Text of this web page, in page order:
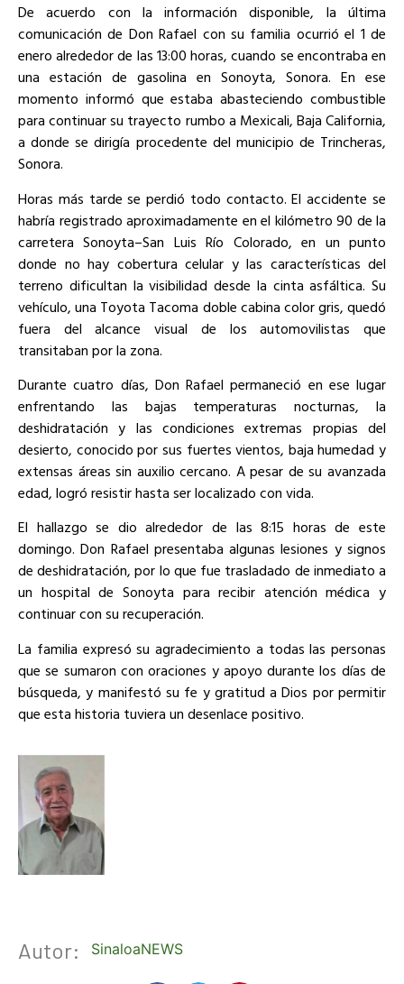
De acuerdo con la información disponible, la última
comunicación de Don Rafael con su familia ocurrió el 1 de
enero alrededor de las 13:00 horas, cuando se encontraba en
una estación de gasolina en Sonoyta, Sonora. En ese
momento informó que estaba abasteciendo combustible
para continuar su trayecto rumbo a Mexicali, Baja California,
a donde se dirigía procedente del municipio de Trincheras,
Sonora.
Horas más tarde se perdió todo contacto. El accidente se
habría registrado aproximadamente en el kilómetro 90 de la
carretera Sonoyta–San Luis Río Colorado, en un punto
donde no hay cobertura celular y las características del
terreno dificultan la visibilidad desde la cinta asfáltica. Su
vehículo, una Toyota Tacoma doble cabina color gris, quedó
fuera del alcance visual de los automovilistas que
transitaban por la zona.
Durante cuatro días, Don Rafael permaneció en ese lugar
enfrentando las bajas temperaturas nocturnas, la
deshidratación y las condiciones extremas propias del
desierto, conocido por sus fuertes vientos, baja humedad y
extensas áreas sin auxilio cercano. A pesar de su avanzada
edad, logró resistir hasta ser localizado con vida.
El hallazgo se dio alrededor de las 8:15 horas de este
domingo. Don Rafael presentaba algunas lesiones y signos
de deshidratación, por lo que fue trasladado de inmediato a
un hospital de Sonoyta para recibir atención médica y
continuar con su recuperación.
La familia expresó su agradecimiento a todas las personas
que se sumaron con oraciones y apoyo durante los días de
búsqueda, y manifestó su fe y gratitud a Dios por permitir
que esta historia tuviera un desenlace positivo.
Autor: SinaloaNEWS